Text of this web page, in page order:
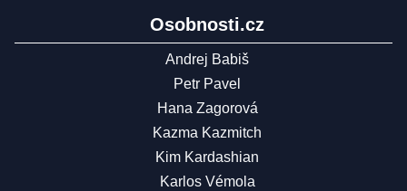
Osobnosti.cz
Andrej Babiš
Petr Pavel
Hana Zagorová
Kazma Kazmitch
Kim Kardashian
Karlos Vémola